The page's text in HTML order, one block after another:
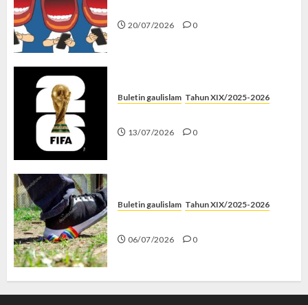
20/07/2026 0
Buletin gaulislam Tahun XIX/2025-2026
13/07/2026 0
Buletin gaulislam Tahun XIX/2025-2026
06/07/2026 0